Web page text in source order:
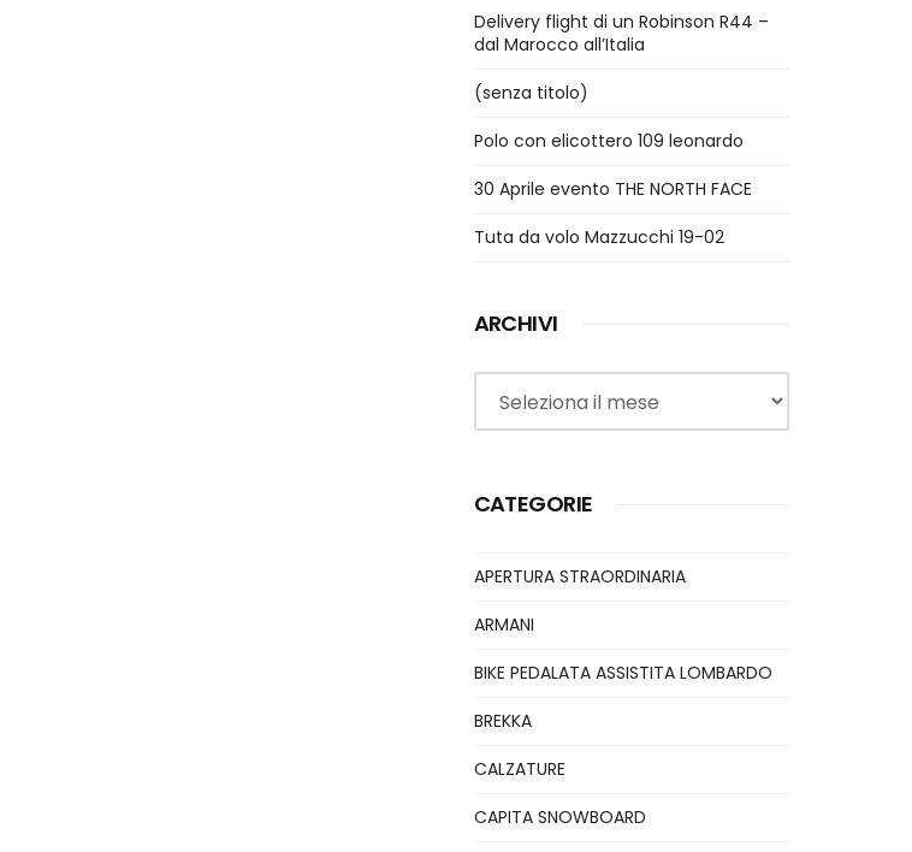
Delivery flight di un Robinson R44 –
dal Marocco all’Italia
(senza titolo)
Polo con elicottero 109 leonardo
30 Aprile evento THE NORTH FACE
Tuta da volo Mazzucchi 19-02
ARCHIVI
Archivi
CATEGORIE
APERTURA STRAORDINARIA
ARMANI
BIKE PEDALATA ASSISTITA LOMBARDO
BREKKA
CALZATURE
CAPITA SNOWBOARD